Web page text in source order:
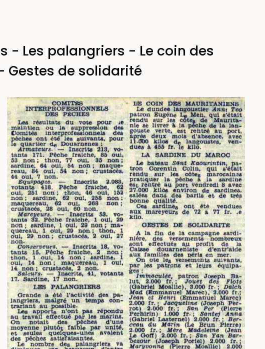
- Les palangriers - Le coin des
Gestes de solidarité
Image